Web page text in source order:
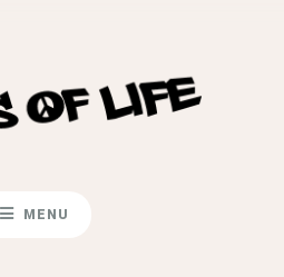
MENU